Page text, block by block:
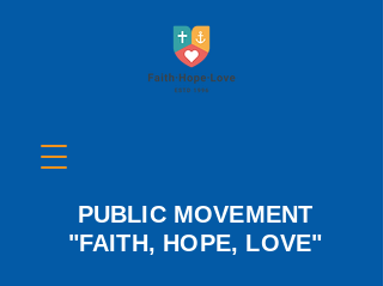
PUBLIC MOVEMENT
"FAITH, HOPE, LOVE"